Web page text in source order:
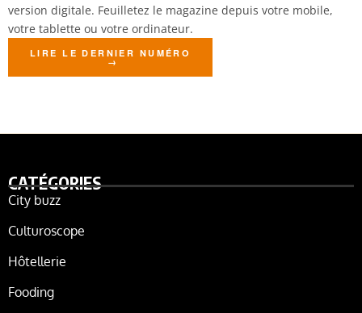
version digitale. Feuilletez le magazine depuis votre mobile,
votre tablette ou votre ordinateur.
LIRE LE DERNIER NUMÉRO
CATÉGORIES
City buzz
Culturoscope
Hôtellerie
Fooding